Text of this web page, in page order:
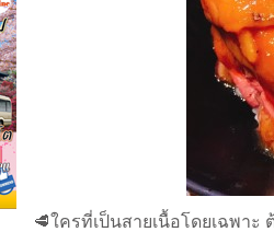
🥩ใครที่เป็นสายเนื้อโดยเฉพา